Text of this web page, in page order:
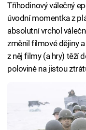
Tříhodinový válečný
úvodní momentka z
absolutní vrchol
změnil filmové dějiny
z něj filmy (a hry) těží
polovině na jistou